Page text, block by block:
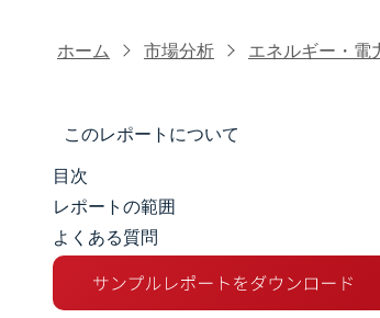
ホーム 市場分析 エネルギー・電
このレポートについて
市場規模とシェア
市場分析
トレンドとインサイト
目次
レポートの範囲
よくある質問